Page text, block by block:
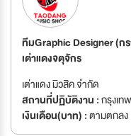
ทีมGraphic Designer (ก
เต่าแดงจตุจักร
เต่าแดง มิวสิค จำกัด
สถานที่ปฏิบัติงาน :กรุงเท
เงินเดือน(บาท) :ตามตกลง